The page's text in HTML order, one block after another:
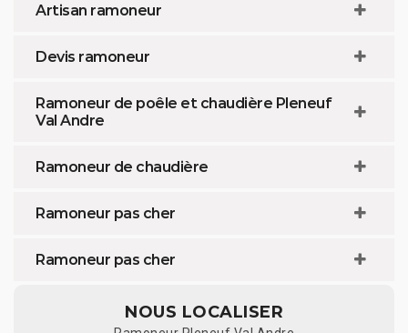
Artisan ramoneur
Devis ramoneur
Ramoneur de poêle et chaudière Pleneuf
Val Andre
Ramoneur de chaudière
Ramoneur pas cher
Ramoneur pas cher
NOUS LOCALISER